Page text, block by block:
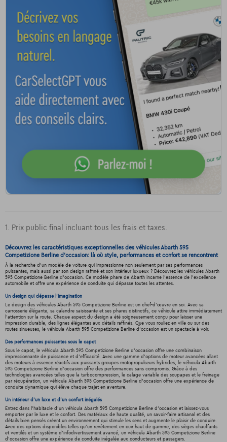
1. Prix public final incluant tous les frais et taxes.
Découvrez les caractéristiques exceptionnelles des véhicules Abarth 595
Competizione Berline d'occasion: là où style, performances et confort se rencontrent
À la recherche d'un modèle de voiture qui impressionne non seulement par ses performances
puissantes, mais aussi par son design raffiné et son intérieur luxueux ? Découvrez les véhicules Abarth
595 Competizione Berline d'occasion. Ce modèle phare de Abarth incarne l'essence de l'excellence
automobile et offre une expérience de conduite qui dépasse toutes les attentes.
Un design qui dépasse l'imagination
Le design des véhicules Abarth 595 Competizione Berline est un chef-d'œuvre en soi. Avec sa
carrosserie élégante, sa calandre saisissante et ses phares distinctifs, ce véhicule attire immédiatement
l'attention sur la route. Chaque aspect du design a été soigneusement conçu pour laisser une
impression durable, des lignes élégantes aux détails raffinés. Que vous rouliez en ville ou sur des
routes sinueuses, le véhicula Abarth 595 Competizione Berline d'occasion est un spectacle à voir.
Des performances puissantes sous le capot
Sous le capot, le véhicula Abarth 595 Competizione Berline d'occasion offre une combinaison
impressionnante de puissance et d'efficacité. Avec une gamme d'options de moteur avancées allant
des moteurs à essence réactifs aux puissants groupes motopropulseurs hybrides, le véhicula Abarth
595 Competizione Berline d'occasion offre des performances sans compromis. Grâce à des
technologies avancées telles que la turbocompression, le calage variable des soupapes et le freinage
par récupération, un véhicula Abarth 595 Competizione Berline d'occasion offre une expérience de
conduite dynamique qui élève chaque trajet en aventure.
Un intérieur d’un luxe et d’un confort inégalés
Entrez dans l'habitacle d'un véhicula Abarth 595 Competizione Berline d'occasion et laissez-vous
emporter par le luxe et le confort. Des matériaux de haute qualité, un savoir-faire artisanal et des
détails bien pensés créent un environnement qui stimule les sens et augmente le plaisir de conduire.
Avec des options disponibles telles qu'un revêtement en cuir haut de gamme, des sièges chauffants
et ventilés et un système d'infodivertissement avancé, un véhicula Abarth 595 Competizione Berline
d'occasion offre une expérience de conduite inégalée aux conducteurs et passagers.